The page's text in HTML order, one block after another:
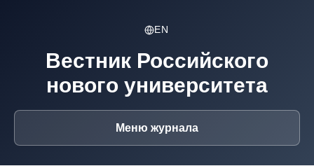
EN
Вестник Российского
нового университета
Меню журнала